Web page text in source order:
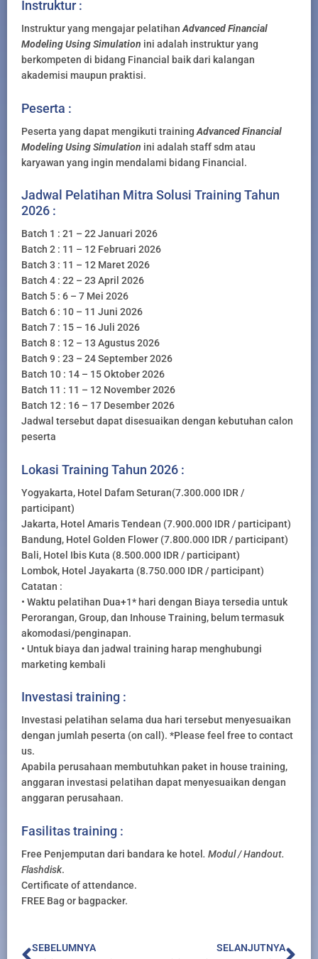
Instruktur :
Instruktur yang mengajar pelatihanAdvanced Financial
Modeling Using Simulation ini adalah instruktur yang
berkompeten di bidang Financial baik dari kalangan
akademisi maupun praktisi.
Peserta :
Peserta yang dapat mengikuti training Advanced Financial
Modeling Using Simulation ini adalah staff sdm atau
karyawan yang ingin mendalami bidang Financial.
Jadwal Pelatihan Mitra Solusi Training Tahun
2026 :
Batch 1 : 21 – 22 Januari 2026
Batch 2 : 11 – 12 Februari 2026
Batch 3 : 11 – 12 Maret 2026
Batch 4 : 22 – 23 April 2026
Batch 5 : 6 – 7 Mei 2026
Batch 6 : 10 – 11 Juni 2026
Batch 7 : 15 – 16 Juli 2026
Batch 8 : 12 – 13 Agustus 2026
Batch 9 : 23 – 24 September 2026
Batch 10 : 14 – 15 Oktober 2026
Batch 11 : 11 – 12 November 2026
Batch 12 : 16 – 17 Desember 2026
Jadwal tersebut dapat disesuaikan dengan kebutuhan calon
peserta
Lokasi Training Tahun 2026 :
Yogyakarta, Hotel Dafam Seturan(7.300.000 IDR /
participant)
Jakarta, Hotel Amaris Tendean (7.900.000 IDR / participant)
Bandung, Hotel Golden Flower (7.800.000 IDR / participant)
Bali, Hotel Ibis Kuta (8.500.000 IDR / participant)
Lombok, Hotel Jayakarta (8.750.000 IDR / participant)
Catatan :
• Waktu pelatihan Dua+1* hari dengan Biaya tersedia untuk
Perorangan, Group, dan Inhouse Training, belum termasuk
akomodasi/penginapan.
• Untuk biaya dan jadwal training harap menghubungi
marketing kembali
Investasi training :
Investasi pelatihan selama dua hari tersebut menyesuaikan
dengan jumlah peserta (on call). *Please feel free to contact
us.
Apabila perusahaan membutuhkan paket in house training,
anggaran investasi pelatihan dapat menyesuaikan dengan
anggaran perusahaan.
Fasilitas training :
Free Penjemputan dari bandara ke hotel . Modul / Handout.
Flashdisk.
Certificate of attendance.
FREE Bag or bagpacker.
Prev
SEBELUMNYA SELANJUTNYA